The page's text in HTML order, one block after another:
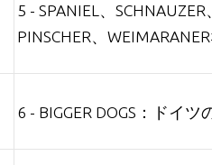
5 - SPANIEL、SCHNAUZER
PINSCHER、
6 - BIGGER DOGS：ドイ